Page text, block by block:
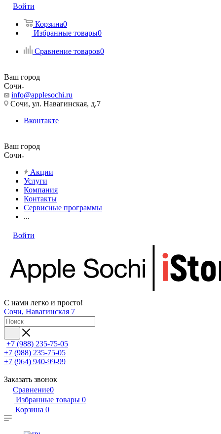
Войти
Корзина0
Избранные товары0
Сравнение товаров0
Ваш город
Сочи
info@applesochi.ru
Сочи, ул. Навагинская, д.7
Вконтакте
Ваш город
Сочи
Акции
Услуги
Компания
Контакты
Сервисные программы
...
Войти
С нами легко и просто!
Сочи, Навагинская 7
+7 (988) 235-75-05
+7 (988) 235-75-05
+7 (964) 940-99-99
Заказать звонок
Сравнение0
Избранные товары 0
Корзина 0